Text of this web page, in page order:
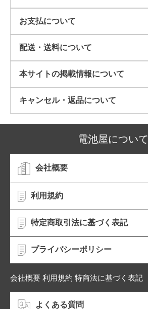
お支払について
配送・送料について
本サイトの掲載情報について​
キャンセル・返品について​
電池屋について
会社概要
利用規約
特定商取引法に基づく表記
プライバシーポリシー
会社概要 利用規約 特商法に基づく表記
よくある質問